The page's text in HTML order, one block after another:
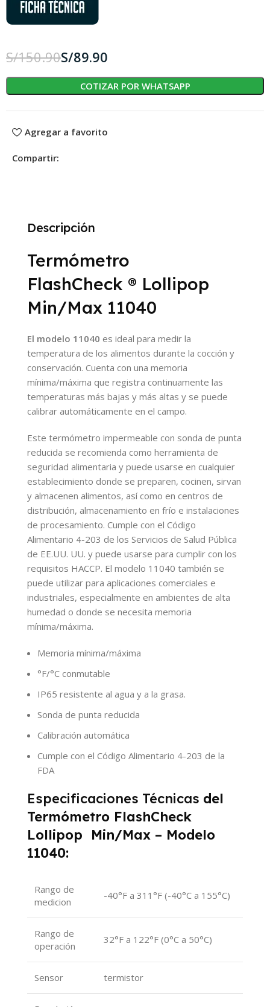
S/150.90S/89.90
COTIZAR POR WHATSAPP
Agregar a favorito
Compartir:
Descripción
Termómetro
FlashCheck ® Lollipop
Min/Max 11040
El modelo 11040 es ideal para medir la
temperatura de los alimentos durante la cocción y
conservación. Cuenta con una memoria
mínima/máxima que registra continuamente las
temperaturas más bajas y más altas y se puede
calibrar automáticamente en el campo.
Este termómetro impermeable con sonda de punta
reducida se recomienda como herramienta de
seguridad alimentaria y puede usarse en cualquier
establecimiento donde se preparen, cocinen, sirvan
y almacenen alimentos, así como en centros de
distribución, almacenamiento en frío e instalaciones
de procesamiento. Cumple con el Código
Alimentario 4-203 de los Servicios de Salud Pública
de EE.UU. UU. y puede usarse para cumplir con los
requisitos HACCP. El modelo 11040 también se
puede utilizar para aplicaciones comerciales e
industriales, especialmente en ambientes de alta
humedad o donde se necesita memoria
mínima/máxima.
Memoria mínima/máxima
°F/°C conmutable
IP65 resistente al agua y a la grasa.
Sonda de punta reducida
Calibración automática
Cumple con el Código Alimentario 4-203 de la
FDA
Especificaciones Técnicas del
Termómetro FlashCheck
Lollipop Min/Max – Modelo
11040:
Rango de
medicion
-40°F a 311°F (-40°C a 155°C)
Rango de
operación
32°F a 122°F (0°C a 50°C)
Sensor termistor